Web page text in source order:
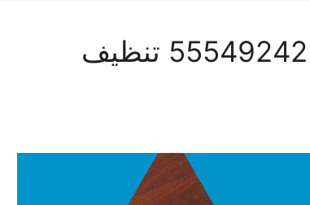
تنظيف سجاد مخيمات البر 55549242 تنظيف